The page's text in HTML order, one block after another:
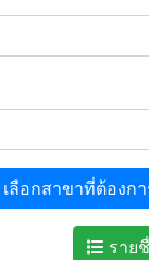
เลือกสาขาที่ต้องก
ราย